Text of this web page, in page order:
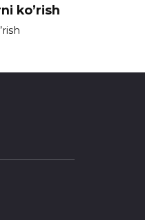
ko’rish